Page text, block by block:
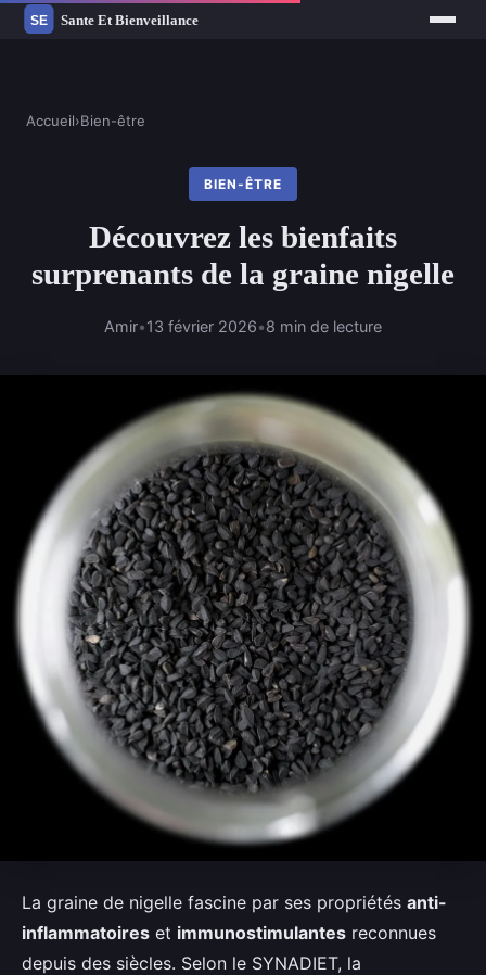
Accueil›Bien-être
BIEN-ÊTRE
Découvrez les bienfaits
surprenants de la graine nigelle
Amir•13 février 2026•8 min de lecture
La graine de nigelle fascine par ses propriétés anti-
inflammatoires et immunostimulantes reconnues
depuis des siècles. Selon le SYNADIET, la